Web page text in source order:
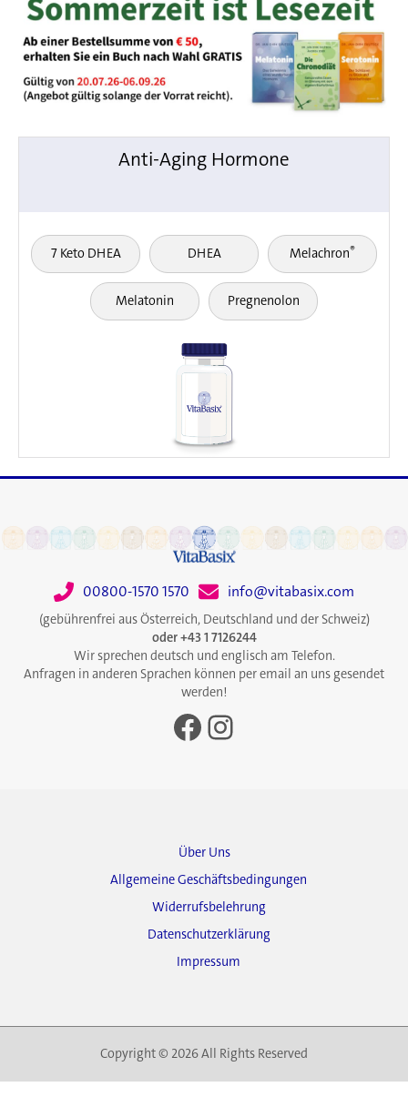
Anti-Aging Hormone
7 Keto DHEA DHEA Melachron®
Melatonin Pregnenolon
00800-1570 1570 info@vitabasix.com
(gebührenfrei aus Österreich, Deutschland und der Schweiz)
oder +43 1 7126244
Wir sprechen deutsch und englisch am Telefon.
Anfragen in anderen Sprachen können per email an uns gesendet
werden!
Facebook
Instagram
Über Uns
Allgemeine Geschäftsbedingungen
Widerrufsbelehrung
Datenschutzerklärung
Impressum
Copyright © 2026 All Rights Reserved